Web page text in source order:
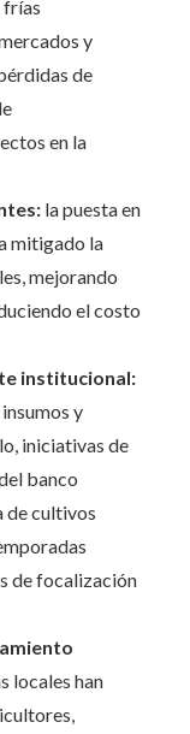
frías
y
de
en la
la puesta en
mitigado la
mejorando
el costo
institucional:
y
iniciativas de
banco
de cultivos
de focalización
locales han